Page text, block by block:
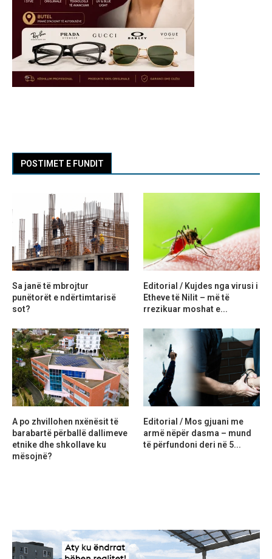
POSTIMET E FUNDIT
Sa janë të mbrojtur
punëtorët e ndërtimtarisë
sot?
Editorial / Kujdes nga virusi i
Etheve të Nilit – më të
rrezikuar moshat e...
A po zhvillohen nxënësit të
barabartë përballë dallimeve
etnike dhe shkollave ku
mësojnë?
Editorial / Mos gjuani me
armë nëpër dasma – mund
të përfundoni deri në 5...